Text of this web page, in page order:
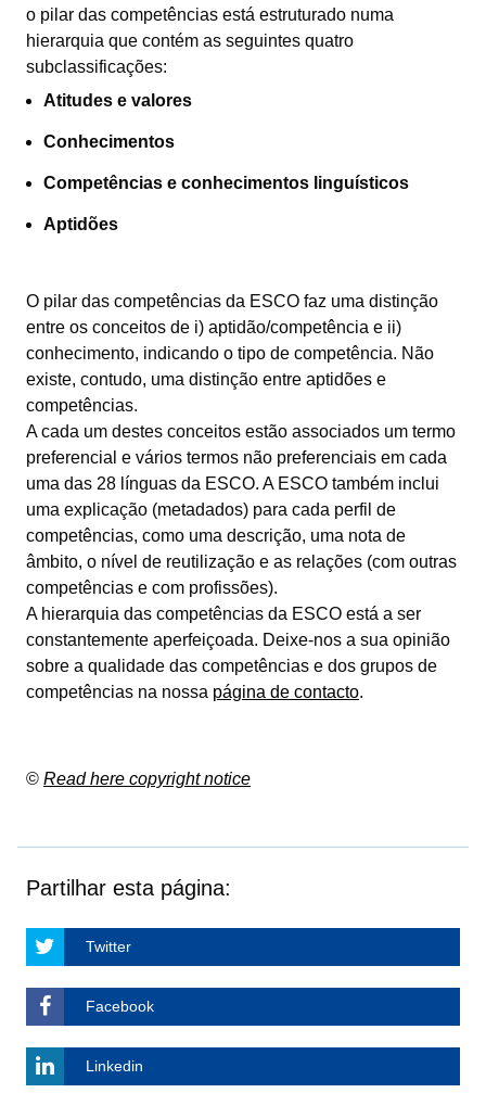
o pilar das competências está estruturado numa
hierarquia que contém as seguintes quatro
subclassificações:
Atitudes e valores
Conhecimentos
Competências e conhecimentos linguísticos
Aptidões
O pilar das competências da ESCO faz uma distinção
entre os conceitos de i) aptidão/competência e ii)
conhecimento, indicando o tipo de competência. Não
existe, contudo, uma distinção entre aptidões e
competências.
A cada um destes conceitos estão associados um termo
preferencial e vários termos não preferenciais em cada
uma das 28 línguas da ESCO. A ESCO também inclui
uma explicação (metadados) para cada perfil de
competências, como uma descrição, uma nota de
âmbito, o nível de reutilização e as relações (com outras
competências e com profissões).
A hierarquia das competências da ESCO está a ser
constantemente aperfeiçoada. Deixe-nos a sua opinião
sobre a qualidade das competências e dos grupos de
competências na nossa página de contacto.
© Read here copyright notice
Partilhar esta página:
Twitter
Facebook
Linkedin